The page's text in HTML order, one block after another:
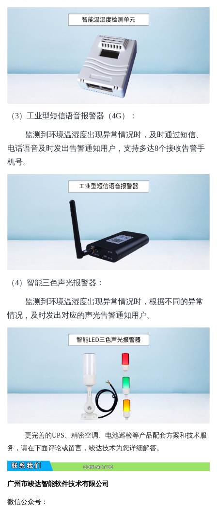
（3）工业型短信语音报警器（4G）：
监测到环境温湿度出现异常情况时，及时通过短信、
电话语音及时发出告警通知用户，支持多达8个接收告警手
机号。
（4）智能三色声光报警器：
监测到环境温湿度出现异常情况时，根据不同的异常
情况，及时发出对应的声光告警通知用户。
更完善的UPS、精密空调、电池巡检等产品配套方案和技术服
务，请在下面评论或留言，竣达技术为您详细解答。
广州市竣达智能软件技术有限公司
微信公众号：